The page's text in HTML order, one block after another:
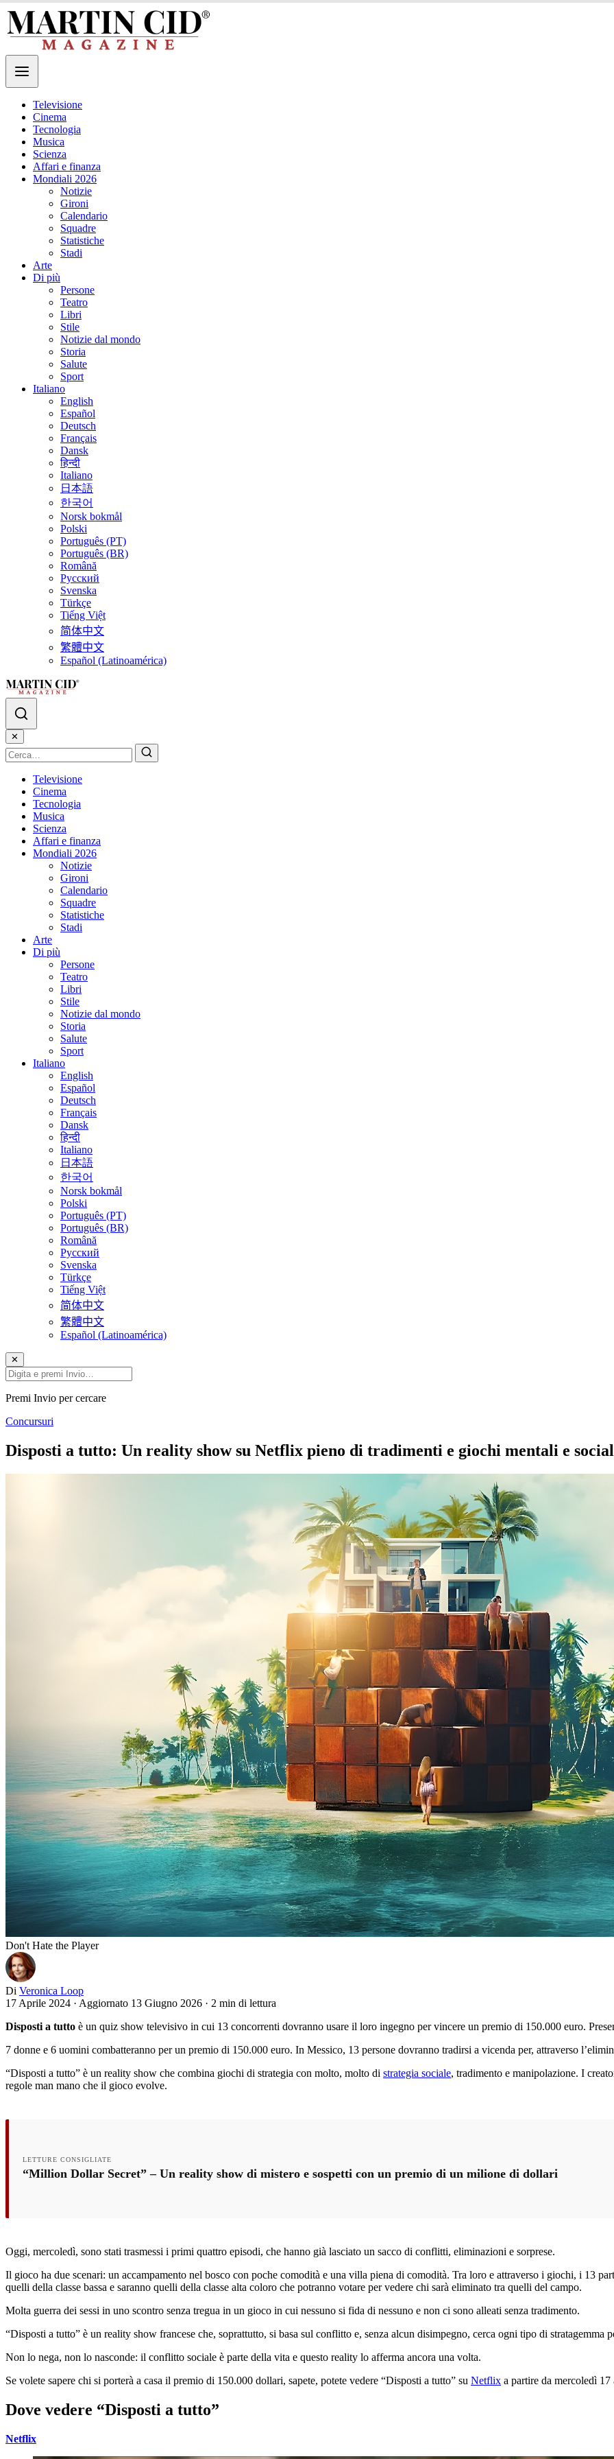
Televisione
Cinema
Tecnologia
Musica
Scienza
Affari e finanza
Mondiali 2026
Notizie
Gironi
Calendario
Squadre
Statistiche
Stadi
Arte
Di più
Persone
Teatro
Libri
Stile
Notizie dal mondo
Storia
Salute
Sport
Italiano
English
Español
Deutsch
Français
Dansk
हिन्दी
Italiano
日本語
한국어
Norsk bokmål
Polski
Português (PT)
Português (BR)
Română
Русский
Svenska
Türkçe
Tiếng Việt
简体中文
繁體中文
Español (Latinoamérica)
✕
Televisione
Cinema
Tecnologia
Musica
Scienza
Affari e finanza
Mondiali 2026
Notizie
Gironi
Calendario
Squadre
Statistiche
Stadi
Arte
Di più
Persone
Teatro
Libri
Stile
Notizie dal mondo
Storia
Salute
Sport
Italiano
English
Español
Deutsch
Français
Dansk
हिन्दी
Italiano
日本語
한국어
Norsk bokmål
Polski
Português (PT)
Português (BR)
Română
Русский
Svenska
Türkçe
Tiếng Việt
简体中文
繁體中文
Español (Latinoamérica)
✕
Premi Invio per cercare
Concursuri
Disposti a tutto: Un reality show su Netflix pieno di tradimenti e giochi mentali e
Don't Hate the Player
Di Veronica Loop
17 Aprile 2024 · Aggiornato 13 Giugno 2026 · 2 min di lettura
Disposti a tutto è un quiz show televisivo in cui 13 concorrenti dovranno usare il loro ingegno per vincere un premio di 150.000 euro.
7 donne e 6 uomini combatteranno per un premio di 150.000 euro. In Messico, 13 persone dovranno tradirsi a vicenda per, attraverso
“Disposti a tutto” è un reality show che combina giochi di strategia con molto, molto di strategia sociale, tradimento e manipolazione. I
regole man mano che il gioco evolve.
LETTURE CONSIGLIATE
“Million Dollar Secret” – Un reality show di mistero e sospetti con un premio di un milione di dollari
Oggi, mercoledì, sono stati trasmessi i primi quattro episodi, che hanno già lasciato un sacco di conflitti, eliminazioni e sorprese.
Il gioco ha due scenari: un accampamento nel bosco con poche comodità e una villa piena di comodità. Tra loro e attraverso i giochi, i 13
quelli della classe bassa e saranno quelli della classe alta coloro che potranno votare per vedere chi sarà eliminato tra quelli del campo.
Molta guerra dei sessi in uno scontro senza tregua in un gioco in cui nessuno si fida di nessuno e non ci sono alleati senza tradimento.
“Disposti a tutto” è un reality show francese che, soprattutto, si basa sul conflitto e, senza alcun disimpegno, cerca ogni tipo di stratagemma
Non lo nega, non lo nasconde: il conflitto sociale è parte della vita e questo reality lo afferma ancora una volta.
Se volete sapere chi si porterà a casa il premio di 150.000 dollari, sapete, potete vedere “Disposti a tutto” su Netflix a partire da mercoledì 17
Dove vedere “Disposti a tutto”
Netflix